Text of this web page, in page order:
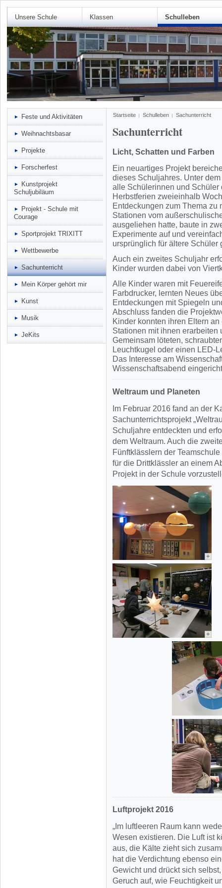
Unsere Schule Klassen Schulleben
Startseite Schulleben Sachunterricht
Sachunterricht
Licht, Schatten und Farben
Ein neuartiges Projekt
dieses Schuljahres. Unter dem
alle Schülerinnen und Schüler
Herbstferien zweieinhalb
Entdeckungen zum Thema zu
Stationen vom
ausgeliehen hatte, baute in
Experimente auf und
ursprünglich für ältere Schüler
Auch ein zweites Schuljahr
Kinder wurden dabei von
Alle Kinder waren mit
Farbdrucker, lernten Neues
Entdeckungen mit Spiegeln
Abschluss fanden die
Kinder konnten ihren Eltern
Stationen mit ihnen
Gemeinsam löteten,
Leuchtkugel oder einen LED-
Das Interesse am
Wissenschaftsabend
Weltraum und Planeten
Im Februar 2016 fand an der
Sachunterrichtsprojekt
Schuljahre entdeckten und
dem Weltraum. Auch die
Fünftklässlern der
für die Drittklässler an einem
Projekt in der Schule
+
+
Luftprojekt 2016
„Im luftleeren Raum kann
Wesen existieren. Die Luft ist
aus, die Kälte zieht sich
hat die Verdichtung ebenso
Gewicht und drückt sich
Geruch auf, wie Feuchtigkeit
Feste und Aktivitäten
Weihnachtsbasar
Projekte
Forscherfest
Kunstprojekt
Schuljubiläum
Projekt - Schule mit
Courage
Sportprojekt TRIXITT
Wettbewerbe
Sachunterricht
Mein Körper gehört mir
Kunst
Musik
JeKits